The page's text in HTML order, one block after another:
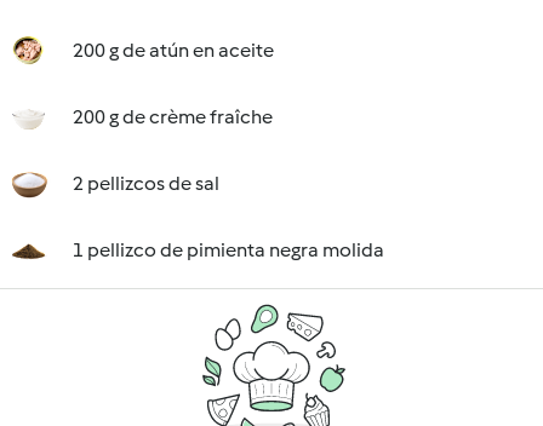
200 g de atún en aceite
200 g de crème fraîche
2 pellizcos de sal
1 pellizco de pimienta negra molida